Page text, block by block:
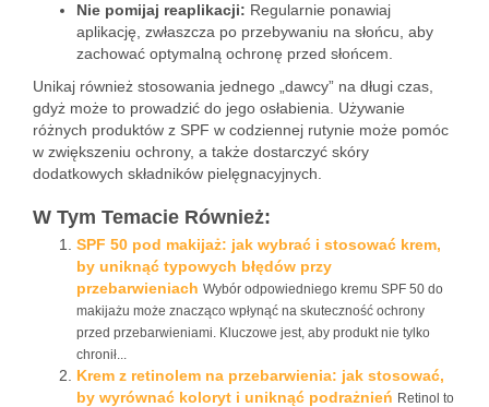
Nie pomijaj reaplikacji: Regularnie ponawiaj
aplikację, zwłaszcza po przebywaniu na słońcu, aby
zachować optymalną ochronę przed słońcem.
Unikaj również stosowania jednego „dawcy” na długi czas,
gdyż może to prowadzić do jego osłabienia. Używanie
różnych produktów z SPF w codziennej rutynie może pomóc
w zwiększeniu ochrony, a także dostarczyć skóry
dodatkowych składników pielęgnacyjnych.
W Tym Temacie Również:
SPF 50 pod makijaż: jak wybrać i stosować krem,
by uniknąć typowych błędów przy
przebarwieniach Wybór odpowiedniego kremu SPF 50 do
makijażu może znacząco wpłynąć na skuteczność ochrony
przed przebarwieniami. Kluczowe jest, aby produkt nie tylko
chronił...
Krem z retinolem na przebarwienia: jak stosować,
by wyrównać koloryt i uniknąć podrażnień Retinol to